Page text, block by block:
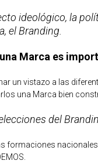
ideológico, la
el Branding.
Marca es
un vistazo a las
una Marca bien
del
formaciones